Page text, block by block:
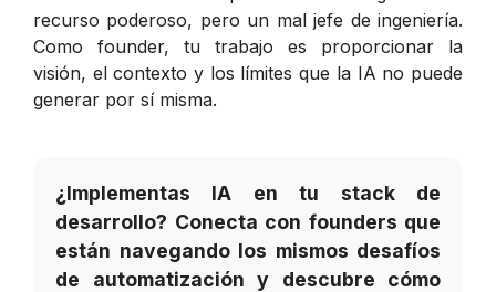
recurso poderoso, pero un mal jefe de ingeniería.
Como founder, tu trabajo es proporcionar la
visión, el contexto y los límites que la IA no puede
generar por sí misma.
¿Implementas IA en tu stack de
desarrollo? Conecta con founders que
están navegando los mismos desafíos
de automatización y descubre cómo